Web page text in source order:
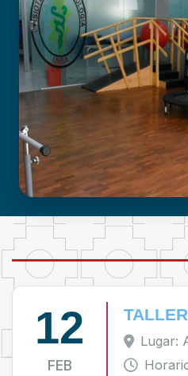
GABINETE DE
12
FEB
Lugar: